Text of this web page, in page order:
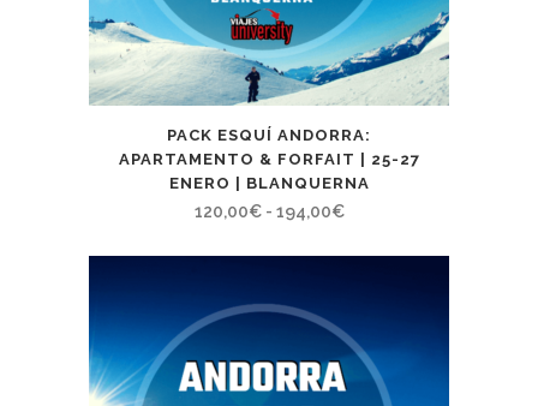
PACK ESQUÍ ANDORRA:
APARTAMENTO & FORFAIT | 25-27
ENERO | BLANQUERNA
120,00€ - 194,00€Rango
120,00€
hasta
194,00€